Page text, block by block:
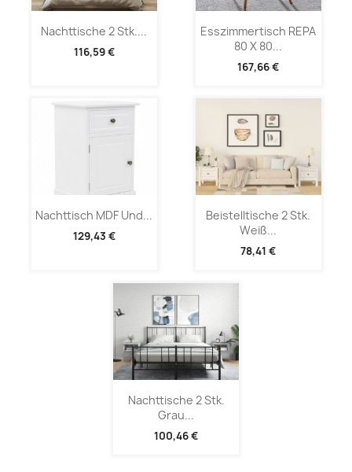
Nachttische 2 Stk....
116,59 €
Esszimmertisch REPA
80 X 80...
167,66 €
Nachttisch MDF Und...
129,43 €
Beistelltische 2 Stk.
Weiß...
78,41 €
Nachttische 2 Stk.
Grau...
100,46 €